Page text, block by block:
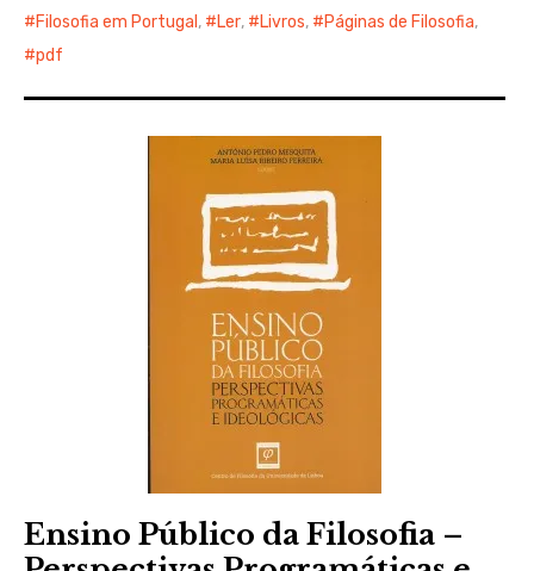
Filosofia em Portugal , Ler, Livros, Páginas de Filosofia,
pdf
Ensino Público da Filosofia –